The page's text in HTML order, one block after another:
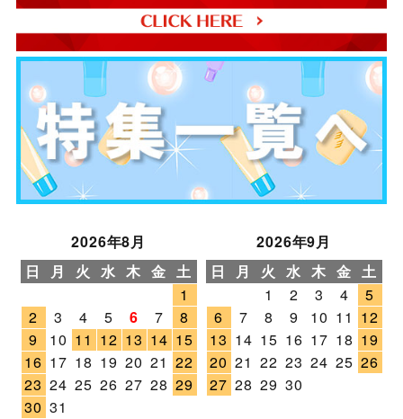
2026年8月
日
月 火 水 木 金 土
1
2
3 4 5 6 7
8
9
10 11 12 13 14 15
16 17 18 19 20 21 22
23 24 25 26 27 28 29
30 31
2026年9月
日
月 火 水 木 金 土
1
2 3 4
5
6
7 8 9 10 11 12
13 14 15 16 17 18 19
20 21 22 23 24 25 26
27 28 29 30